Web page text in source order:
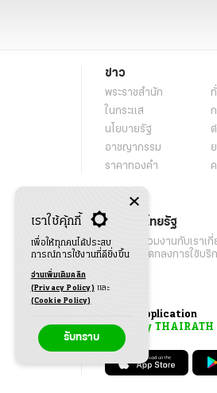
ข่าว
พระราชสำนัก
ในกระแส
นโยบายรัฐ
อาชญากรรม
ราคาทองคำ
เกี่ยวกับไทยรัฐ
กิจกรรม ร่วมงานกับเราเ
เงื่อนไขข้อตกลงการใช้บริ
Application
My THAIRATH
เราใช้คุ้กกี้
เพื่อให้ทุกคนได้ประสบ
การณ์การใช้งานที่ดียิ่งขึ้น
อ่านเพิ่มเติมคลิก
(Privacy Policy) และ
(Cookie Policy)
รับทราบ